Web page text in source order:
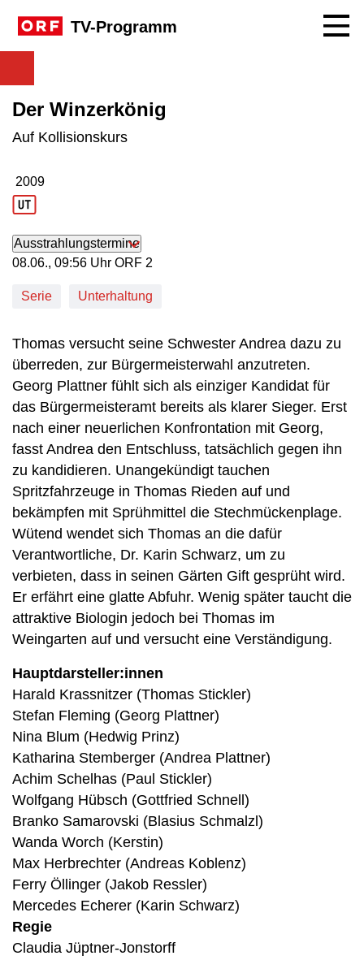
TV-Programm
Der Winzerkönig
Auf Kollisionskurs
Produktionsjahr: 2009
2009
Ausstrahlungstermine
08. Juni, 09:56 Uhr in ORF 2
08.06., 09:56 Uhr ORF 2
Serie Unterhaltung
Thomas versucht seine Schwester Andrea dazu zu
überreden, zur Bürgermeisterwahl anzutreten.
Georg Plattner fühlt sich als einziger Kandidat für
das Bürgermeisteramt bereits als klarer Sieger. Erst
nach einer neuerlichen Konfrontation mit Georg,
fasst Andrea den Entschluss, tatsächlich gegen ihn
zu kandidieren. Unangekündigt tauchen
Spritzfahrzeuge in Thomas Rieden auf und
bekämpfen mit Sprühmittel die Stechmückenplage.
Wütend wendet sich Thomas an die dafür
Verantwortliche, Dr. Karin Schwarz, um zu
verbieten, dass in seinen Gärten Gift gesprüht wird.
Er erfährt eine glatte Abfuhr. Wenig später taucht die
attraktive Biologin jedoch bei Thomas im
Weingarten auf und versucht eine Verständigung.
Hauptdarsteller:innen
Harald Krassnitzer (Thomas Stickler)
Stefan Fleming (Georg Plattner)
Nina Blum (Hedwig Prinz)
Katharina Stemberger (Andrea Plattner)
Achim Schelhas (Paul Stickler)
Wolfgang Hübsch (Gottfried Schnell)
Branko Samarovski (Blasius Schmalzl)
Wanda Worch (Kerstin)
Max Herbrechter (Andreas Koblenz)
Ferry Öllinger (Jakob Ressler)
Mercedes Echerer (Karin Schwarz)
Regie
Claudia Jüptner-Jonstorff